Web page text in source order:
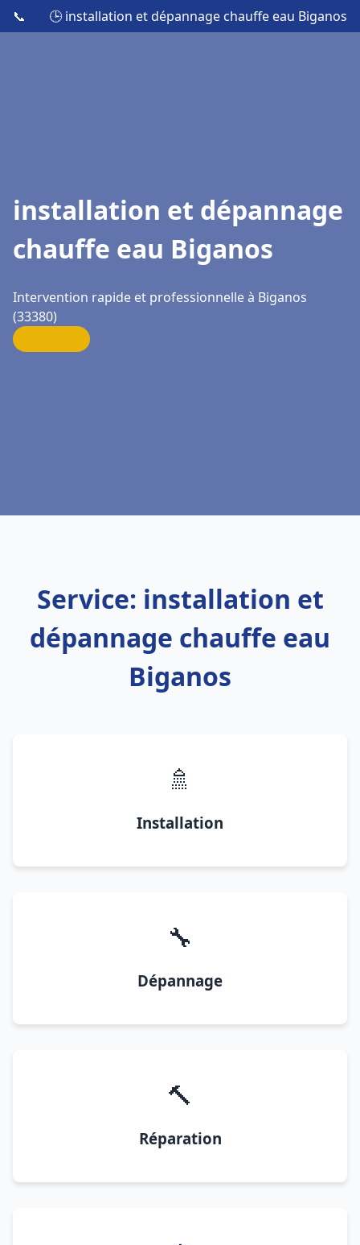
📞 🕒 installation et dépannage chauffe eau Biganos
installation et dépannage
chauffe eau Biganos
Intervention rapide et professionnelle à Biganos
(33380)
Service: installation et
dépannage chauffe eau
Biganos
🚿
Installation
🔧
Dépannage
🔨
Réparation